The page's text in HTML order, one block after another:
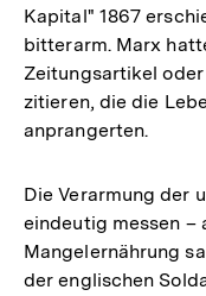
Kapital" 1867
bitterarm. Marx
Zeitungsartikel
zitieren, die die
anprangerten.
Die Verarmung der
eindeutig messen –
Mangelernährung
der englischen